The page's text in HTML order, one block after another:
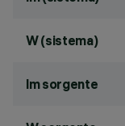
W (sistema)
lm sorgente